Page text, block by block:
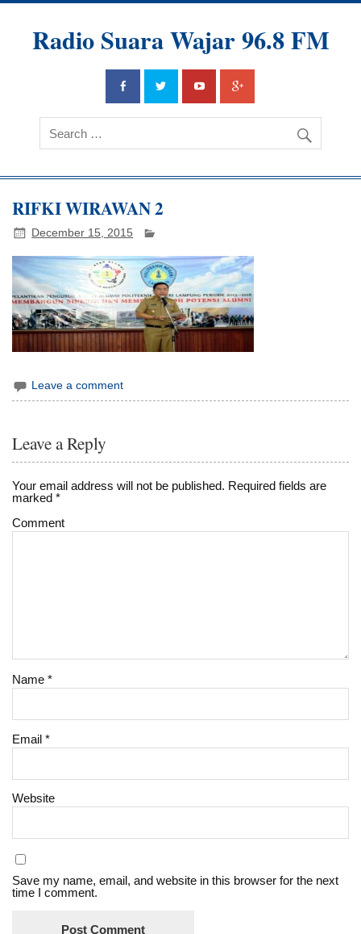
Radio Suara Wajar 96.8 FM
RIFKI WIRAWAN 2
December 15, 2015
Leave a comment
Leave a Reply
Your email address will not be published. Required fields are
marked*
Comment
Name*
Email*
Website
Save my name, email, and website in this browser for the next
time I comment.